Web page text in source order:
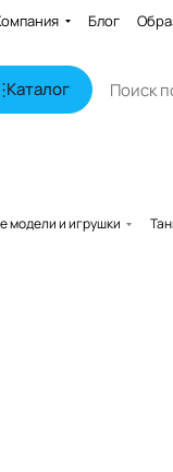
Блог
Каталог
модели и игрушки